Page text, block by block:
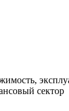
сектор